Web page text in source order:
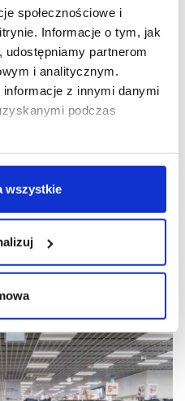
społecznościowe i
Informacje o tym, jak
partnerom
i analitycznym.
z innymi danymi
podczas
wszystkie
Pepco
ESG
Forum
Pepco została
podejście do
i ekologicznej.